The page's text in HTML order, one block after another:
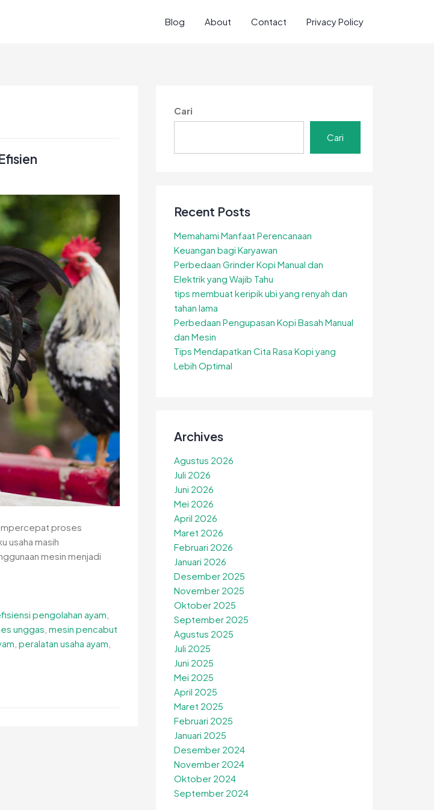
Blog About Contact Privacy Policy
proses
usaha masih
mesin menjadi
pengolahan ayam
unggas mesin pencabut
peralatan usaha ayam
Cari
Cari
Recent Posts
Memahami Manfaat Perencanaan
Keuangan bagi Karyawan
Perbedaan Grinder Kopi Manual dan
Elektrik yang Wajib Tahu
tips membuat keripik ubi yang renyah dan
tahan lama
Perbedaan Pengupasan Kopi Basah Manual
dan Mesin
Tips Mendapatkan Cita Rasa Kopi yang
Lebih Optimal
Archives
Agustus 2026
Juli 2026
Juni 2026
Mei 2026
April 2026
Maret 2026
Februari 2026
Januari 2026
Desember 2025
November 2025
Oktober 2025
September 2025
Agustus 2025
Juli 2025
Juni 2025
Mei 2025
April 2025
Maret 2025
Februari 2025
Januari 2025
Desember 2024
November 2024
Oktober 2024
September 2024